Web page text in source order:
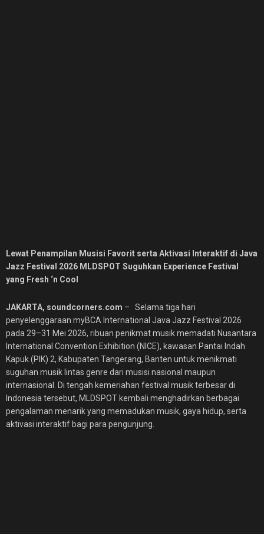
Lewat Penampilan Musisi Favorit serta Aktivasi Interaktif di Java
Jazz Festival 2026 MLDSPOT Suguhkan Experience Festival
yang Fresh ‘n Cool
JAKARTA, soundcorners.com – Selama tiga hari
penyelenggaraan myBCA International Java Jazz Festival 2026
pada 29–31 Mei 2026, ribuan penikmat musik memadati Nusantara
International Convention Exhibition (NICE), kawasan Pantai Indah
Kapuk (PIK) 2, Kabupaten Tangerang, Banten untuk menikmati
suguhan musik lintas genre dari musisi nasional maupun
internasional. Di tengah kemeriahan festival musik terbesar di
Indonesia tersebut, MLDSPOT kembali menghadirkan berbagai
pengalaman menarik yang memadukan musik, gaya hidup, serta
aktivasi interaktif bagi para pengunjung.